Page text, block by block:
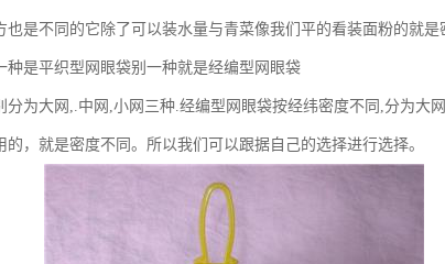
也是不同的它除了可以装水量与青菜像我们平的看装面粉的就
是平织型网眼袋别一种就是经编型网眼袋
为大网,.中网,小网三种.经编型网眼袋按经纬密度不同,分为大
，就是密度不同。所以我们可以跟据自己的选择进行选择。